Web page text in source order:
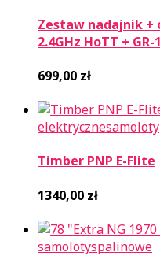
Zestaw nadajnik +
2.4GHz HoTT + GR-
699,00 zł
elektrycznesamoloty
Timber PNP E-Flite
1340,00 zł
samolotyspalinowe